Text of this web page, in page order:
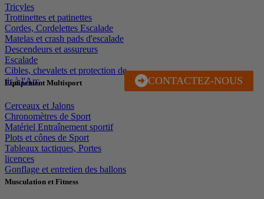
J'EN PROFITE
CONTACTEZ-NOUS
Tricyles
Trottinettes et patinettes
Cordes, Cordelettes Escalade
Matelas et crash pads d'escalade
Descendeurs et assureurs
Escalade
Cibles, chevalets et protection de
tir à l'Arc
Equipement Multisport
Cerceaux et Jalons
Chronomètres de Sport
Matériel Entraînement sportif
Plots et cônes de Sport
Tableaux tactiques, Portes
licences
Gonflage et entretien des ballons
Musculation et Fitness